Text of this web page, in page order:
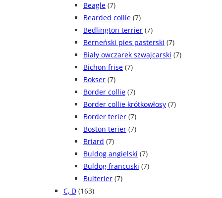
Beagle (7)
Bearded collie (7)
Bedlington terrier (7)
Berneński pies pasterski (7)
Biały owczarek szwajcarski (7)
Bichon frise (7)
Bokser (7)
Border collie (7)
Border collie krótkowłosy (7)
Border terier (7)
Boston terier (7)
Briard (7)
Buldog angielski (7)
Buldog francuski (7)
Bulterier (7)
C, D (163)